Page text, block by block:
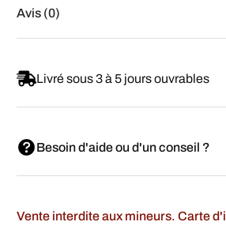
Avis (0)
Livré sous 3 à 5 jours ouvrables
Besoin d'aide ou d'un conseil ?
Vente interdite aux mineurs. Carte